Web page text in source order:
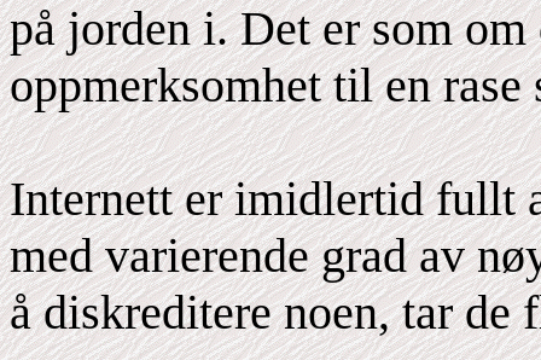
på jorden i. Det er som
oppmerksomhet til en
Internett er imidlertid fullt
med varierende grad av
å diskreditere noen, tar